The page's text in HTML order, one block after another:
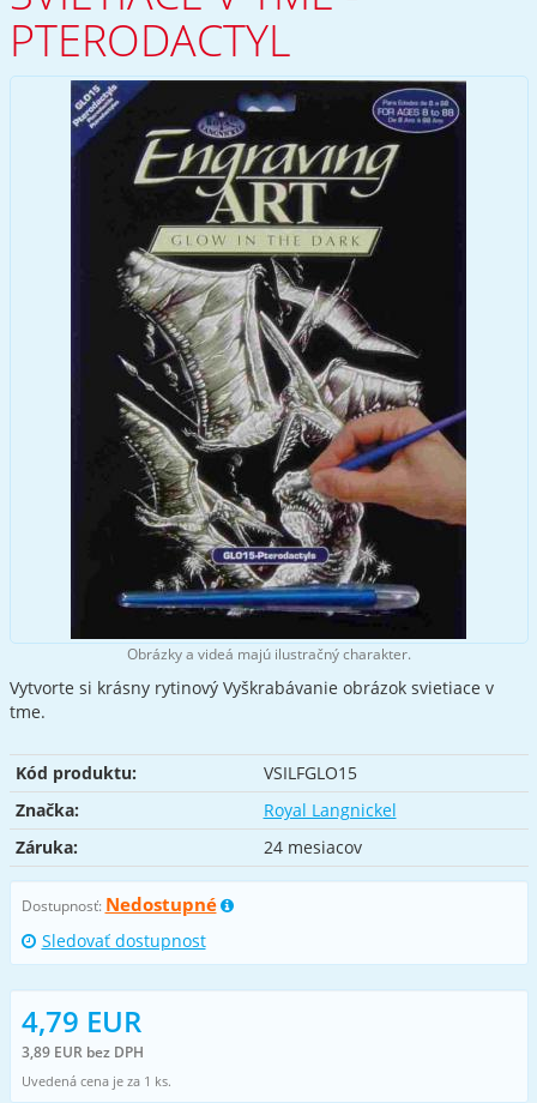
PTERODACTYL
Obrázky a videá majú ilustračný charakter.
Vytvorte si krásny rytinový Vyškrabávanie obrázok svietiace v
tme.
Kód produktu:
VSILFGLO15
Značka:
Royal Langnickel
Záruka:
24 mesiacov
Dostupnosť: Nedostupné
Sledovať dostupnost
4,79 EUR
3,89 EUR bez DPH
Uvedená cena je za 1 ks.